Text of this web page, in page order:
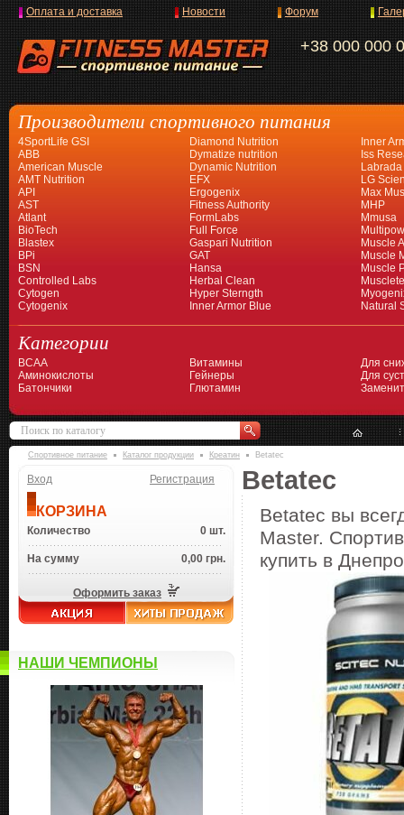
+38 000 000
Оплата и доставка Новости Форум
Производители спортивного питания
4SportLife GSI
ABB
American Muscle
AMT Nutrition
API
AST
Atlant
BioTech
Blastex
BPi
BSN
Controlled Labs
Cytogen
Cytogenix
Diamond Nutrition
Dymatize nutrition
Dynamic Nutrition
EFX
Ergogenix
Fitness Authority
FormLabs
Full Force
Gaspari Nutrition
GAT
Hansa
Herbal Clean
Hyper Sterngth
Inner Armor Blue
Inner
Iss
Labrada
LG
Max
MHP
Mmusa
Muscle
Muscle
Muscle
Natural
Категории
BCAA
Аминокислоты
Батончики
Витамины
Гейнеры
Глютамин
Для
Для
Спортивное питание Каталог продукции Креатин Betatec
Вход Регистрация
КОРЗИНА
Количество 0 шт.
На сумму 0,00 грн.
Оформить заказ
НАШИ ЧЕМПИОНЫ
Betatec
Betatec вы
Master.
купить в